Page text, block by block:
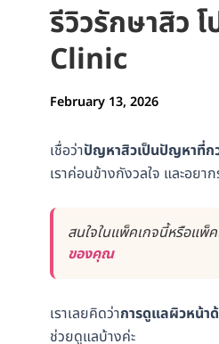
รีวิวรักษาสิว
Clinic
February 13, 2026
เชื่อว่าปัญหาสิวเป็นปัญหาที่กว
เราค่อนข้างกังวลใจ และอย
สนใจในแพ็คเกจนี้หรือแพ็
ของคุณ
เราเลยคิดว่าการดูแลผิวหน้า
ช่วยดูแลบ้างค่ะ